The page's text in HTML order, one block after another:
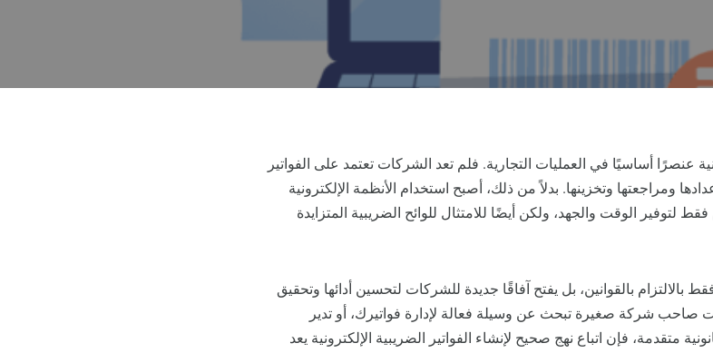
عنصرًا أساسيًا في العمليات التجارية. فلم تعد الشركات تعتمد على الفواتير
ومراجعتها وتخزينها. بدلاً من ذلك، أصبح استخدام الأنظمة الإلكترونية
فقط لتوفير الوقت والجهد، ولكن أيضًا للامتثال للوائح الضريبية المتزايدة
بالالتزام بالقوانين، بل يفتح آفاقًا جديدة للشركات لتحسين أدائها وتحقيق
صاحب شركة صغيرة تبحث عن وسيلة فعالة لإدارة فواتيرك، أو تدير
متقدمة، فإن اتباع نهج صحيح لإنشاء الفواتير الضريبية الإلكترونية يعد